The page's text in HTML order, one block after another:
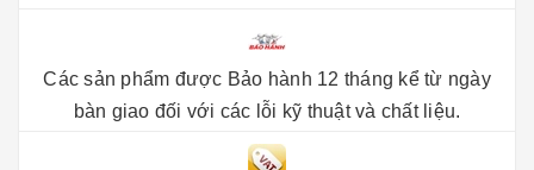
Các sản phẩm được Bảo hành 12 tháng kể từ ngày
bàn giao đối với các lỗi kỹ thuật và chất liệu.